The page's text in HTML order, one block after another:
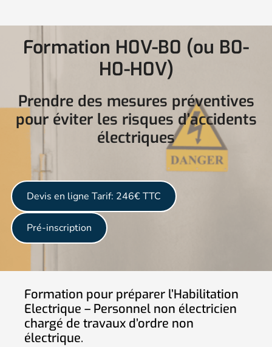
Formation H0V-B0 (ou B0-
H0-H0V)
Prendre des mesures préventives
pour éviter les risques d’accidents
électriques
Devis en ligne Tarif: 246€ TTC
Pré-inscription
Formation pour préparer l’Habilitation
Electrique – Personnel non électricien
chargé de travaux d’ordre non
électrique.